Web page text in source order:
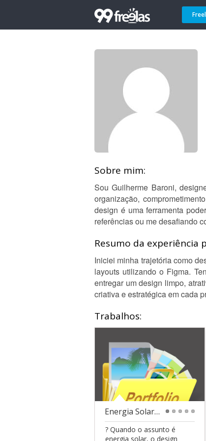
Sobre mim:
Sou Guilherme Baroni,
organização,
design é uma ferramenta
referências ou me desafiando
Resumo da experiência
Iniciei minha trajetória como
layouts utilizando o Figma.
entregar um design limpo,
criativa e estratégica em cada
Trabalhos:
Energia Solar | Social Media
? Quando o assunto é
energia solar, o design